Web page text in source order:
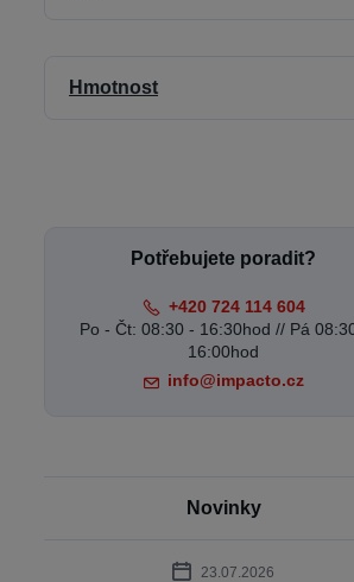
Hmotnost
Potřebujete poradit?
+420 724 114 604
Po - Čt: 08:30 - 16:30hod // Pá
16:00hod
info@impacto.cz
Novinky
23.07.2026